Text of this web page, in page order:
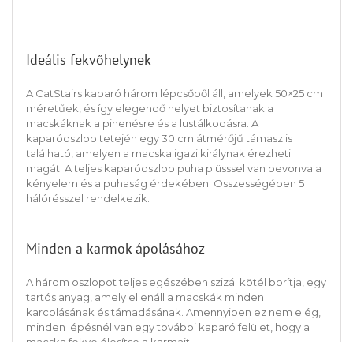
Ideális fekvőhelynek
A CatStairs kaparó három lépcsőből áll, amelyek 50×25 cm
méretűek, és így elegendő helyet biztosítanak a
macskáknak a pihenésre és a lustálkodásra. A
kaparóoszlop tetején egy 30 cm átmérőjű támasz is
található, amelyen a macska igazi királynak érezheti
magát. A teljes kaparóoszlop puha plüsssel van bevonva a
kényelem és a puhaság érdekében. Összességében 5
hálórésszel rendelkezik.
Minden a karmok ápolásához
A három oszlopot teljes egészében szizál kötél borítja, egy
tartós anyag, amely ellenáll a macskák minden
karcolásának és támadásának. Amennyiben ez nem elég,
minden lépésnél van egy további kaparó felület, hogy a